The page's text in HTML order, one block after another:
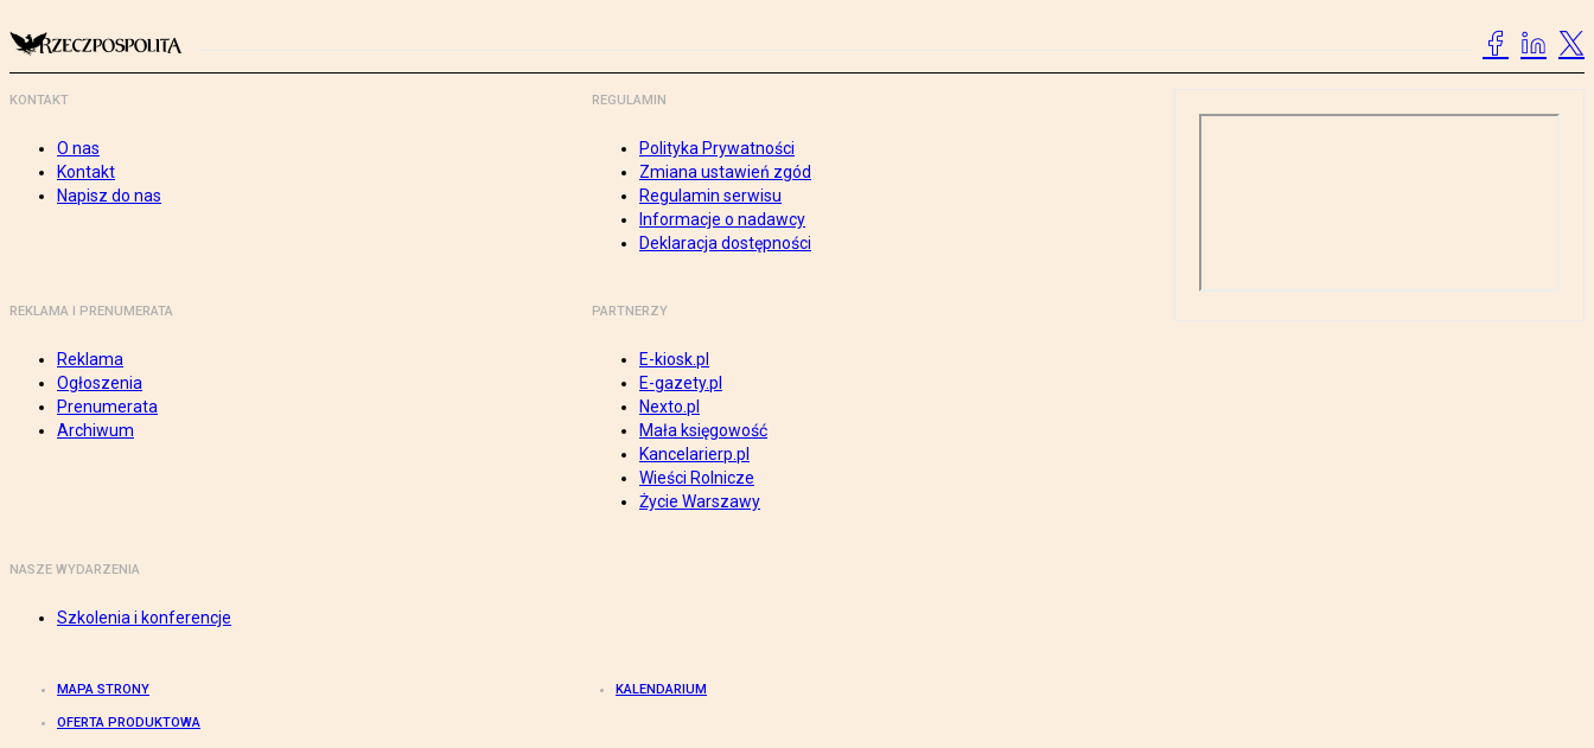
KONTAKT
O nas
Kontakt
Napisz do nas
REGULAMIN
Polityka Prywatności
Zmiana ustawień zgód
Regulamin serwisu
Informacje o nadawcy
Deklaracja dostępności
REKLAMA I PRENUMERATA
Reklama
Ogłoszenia
Prenumerata
Archiwum
PARTNERZY
E-kiosk.pl
E-gazety.pl
Nexto.pl
Mała księgowość
Kancelarierp.pl
Wieści Rolnicze
Życie Warszawy
NASZE WYDARZENIA
Szkolenia i konferencje
MAPA STRONY KALENDARIUM
OFERTA PRODUKTOWA